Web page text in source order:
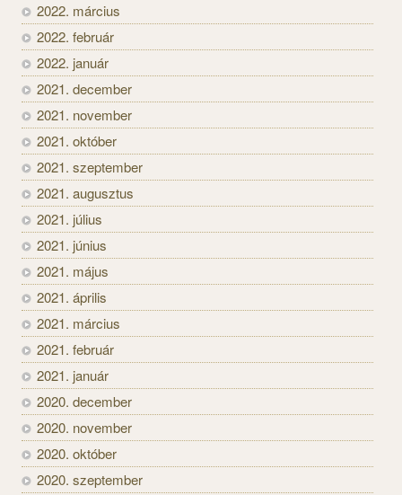
2022. március
2022. február
2022. január
2021. december
2021. november
2021. október
2021. szeptember
2021. augusztus
2021. július
2021. június
2021. május
2021. április
2021. március
2021. február
2021. január
2020. december
2020. november
2020. október
2020. szeptember